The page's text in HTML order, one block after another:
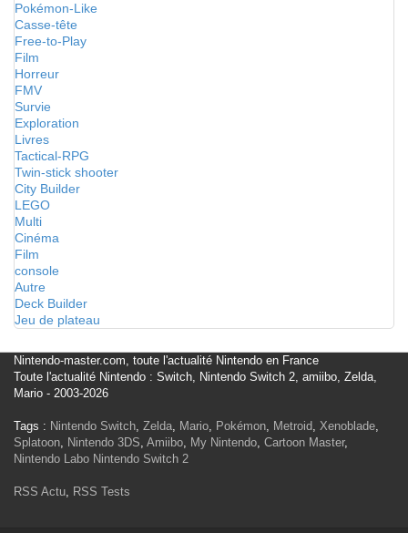
Pokémon-Like
Casse-tête
Free-to-Play
Film
Horreur
FMV
Survie
Exploration
Livres
Tactical-RPG
Twin-stick shooter
City Builder
LEGO
Multi
Cinéma
Film
console
Autre
Deck Builder
Jeu de plateau
Nintendo-master.com, toute l'actualité Nintendo en France
Toute l'actualité Nintendo : Switch, Nintendo Switch 2, amiibo, Zelda,
Mario - 2003-2026
Tags : Nintendo Switch, Zelda, Mario, Pokémon, Metroid, Xenoblade,
Splatoon, Nintendo 3DS, Amiibo, My Nintendo, Cartoon Master,
Nintendo Labo Nintendo Switch 2
RSS Actu, RSS Tests